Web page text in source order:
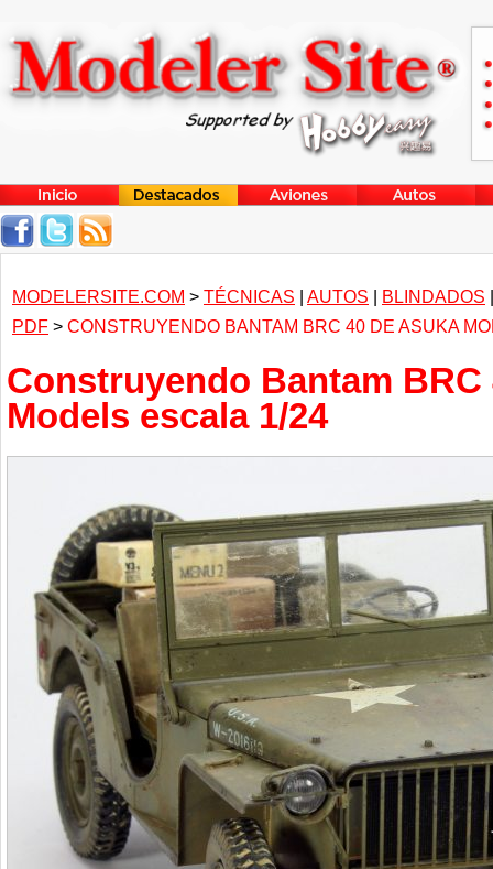
MODELERSITE.COM > TÉCNICAS | AUTOS | BLINDADOS
PDF > CONSTRUYENDO BANTAM BRC 40 DE ASUKA
Construyendo Bantam BRC
Models escala 1/24